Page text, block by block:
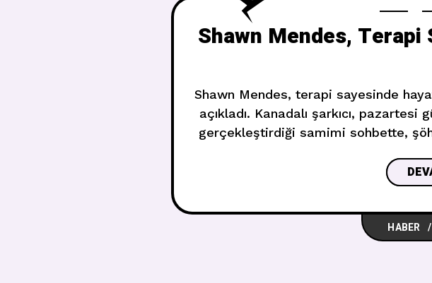
Shawn Mendes, Terapi
Shawn Mendes, terapi sayesinde
açıkladı. Kanadalı şarkıcı,
gerçekleştirdiği samimi sohbette,
26 yaşındaki şarkıcıya, spot
HABER